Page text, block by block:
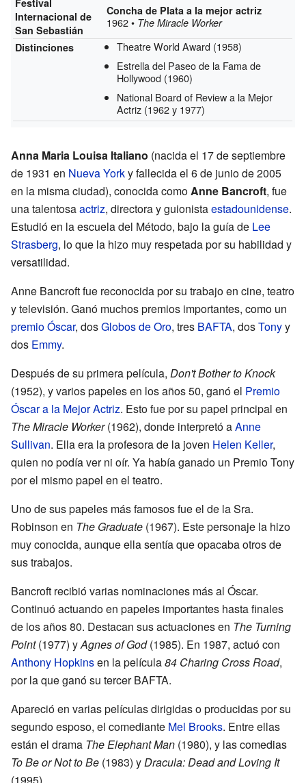
Festival
Internacional de
San Sebastián
Concha de Plata a la mejor actriz
1962 • The Miracle Worker
Distinciones
Theatre World Award (1958)
Estrella del Paseo de la Fama de
Hollywood (1960)
National Board of Review a la Mejor
Actriz (1962 y 1977)
Anna Maria Louisa Italiano (nacida el 17 de septiembre
de 1931 en Nueva Yorky fallecida el 6 de junio de 2005
en la misma ciudad), conocida comoAnne Bancroft, fue
una talentosaactriz, directora y guionistaestadounidense.
Estudió en la escuela del Método, bajo la guía de Lee
Strasberg, lo que la hizo muy respetada por su habilidad y
versatilidad.
Anne Bancroft fue reconocida por su trabajo en cine, teatro
y televisión. Ganó muchos premios importantes, como un
premio Óscar, dosGlobos de Oro, tres BAFTA, dosTonyy
dos Emmy.
Después de su primera película, Don't Bother to Knock
(1952), y varios papeles en los años 50, ganó el Premio
Óscar a la Mejor Actriz. Esto fue por su papel principal en
The Miracle Worker(1962), donde interpretó aAnne
Sullivan. Ella era la profesora de la joven Helen Keller,
quien no podía ver ni oír. Ya había ganado un Premio Tony
por el mismo papel en el teatro.
Uno de sus papeles más famosos fue el de la Sra.
Robinson en The Graduate (1967). Este personaje la hizo
muy conocida, aunque ella sentía que opacaba otros de
sus trabajos.
Bancroft recibió varias nominaciones más al Óscar.
Continuó actuando en papeles importantes hasta finales
de los años 80. Destacan sus actuaciones en The Turning
Point(1977) yAgnes of God(1985). En 1987, actuó con
Anthony Hopkinsen la película84 Charing Cross Road,
por la que ganó su tercer BAFTA.
Apareció en varias películas dirigidas o producidas por su
segundo esposo, el comediante Mel Brooks. Entre ellas
están el drama The Elephant Man (1980), y las comedias
To Be or Not to Be (1983) yDracula: Dead and Loving It